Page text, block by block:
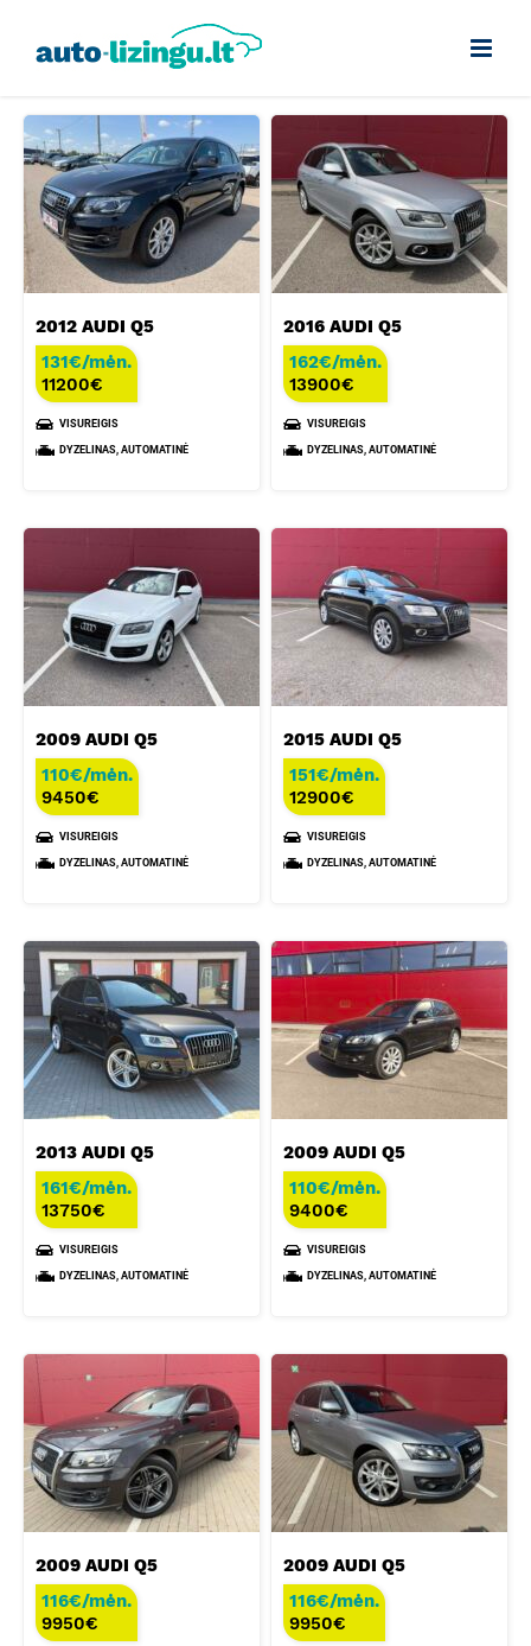
content
2012 AUDI Q5
131€/mėn.
11200€
VISUREIGIS
DYZELINAS, AUTOMATINĖ
2016 AUDI Q5
162€/mėn.
13900€
VISUREIGIS
DYZELINAS, AUTOMATINĖ
2009 AUDI Q5
110€/mėn.
9450€
VISUREIGIS
DYZELINAS, AUTOMATINĖ
2015 AUDI Q5
151€/mėn.
12900€
VISUREIGIS
DYZELINAS, AUTOMATINĖ
2013 AUDI Q5
161€/mėn.
13750€
VISUREIGIS
DYZELINAS, AUTOMATINĖ
2009 AUDI Q5
110€/mėn.
9400€
VISUREIGIS
DYZELINAS, AUTOMATINĖ
2009 AUDI Q5
116€/mėn.
9950€
2009 AUDI Q5
116€/mėn.
9950€